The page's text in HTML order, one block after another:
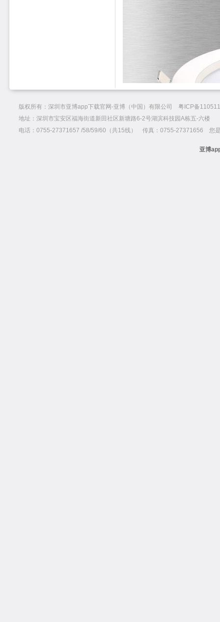
版权所有：深圳市亚博app下载官网-亚博（中国）有限公司 粤ICP备
地址：深圳市宝安区福海街道新田社区新塘路6-2号湖滨科技园A栋五-六楼
电话：0755-27371657 /58/59/60（共15线） 传真：0755-27371656 您
亚博